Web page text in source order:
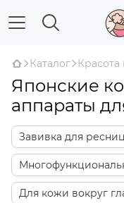
Каталог Красота
Японские
аппараты
Завивка для ресниц
Для кожи вокруг